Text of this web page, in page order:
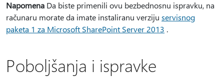
Napomena Da biste primenili ovu bezbednosnu ispravku, na
računaru morate da imate instaliranu verziju servisnog
paketa 1 za Microsoft SharePoint Server 2013 .
Poboljšanja i ispravke